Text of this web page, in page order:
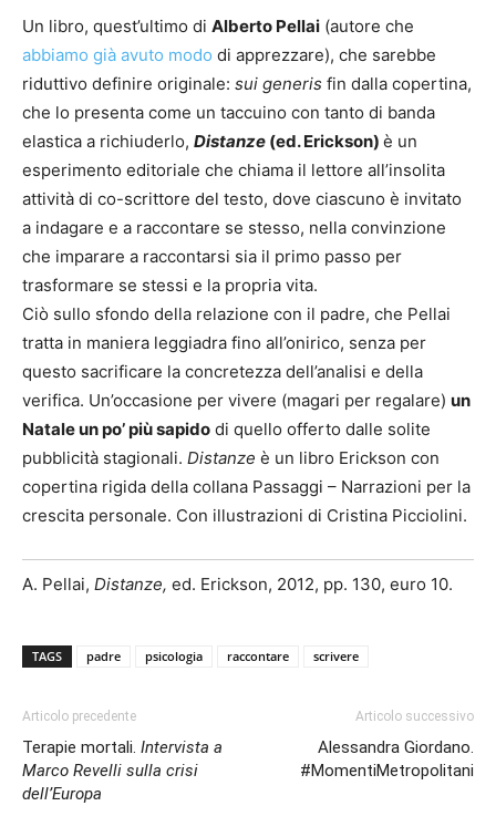
Un libro, quest’ultimo di Alberto Pellai (autore che
abbiamo già avuto modo di apprezzare), che sarebbe
riduttivo definire originale: sui generis fin dalla copertina,
che lo presenta come un taccuino con tanto di banda
elastica a richiuderlo, Distanze (ed. Erickson) è un
esperimento editoriale che chiama il lettore all’insolita
attività di co-scrittore del testo, dove ciascuno è invitato
a indagare e a raccontare se stesso, nella convinzione
che imparare a raccontarsi sia il primo passo per
trasformare se stessi e la propria vita.
Ciò sullo sfondo della relazione con il padre, che Pellai
tratta in maniera leggiadra fino all’onirico, senza per
questo sacrificare la concretezza dell’analisi e della
verifica. Un’occasione per vivere (magari per regalare) un
Natale un po’ più sapido di quello offerto dalle solite
pubblicità stagionali. Distanze è un libro Erickson con
copertina rigida della collana Passaggi – Narrazioni per la
crescita personale. Con illustrazioni di Cristina Picciolini.
A. Pellai, Distanze, ed. Erickson, 2012, pp. 130, euro 10.
TAGS padre psicologia raccontare scrivere
Articolo precedente
Terapie mortali. Intervista a
Marco Revelli sulla crisi
dell’Europa
Articolo successivo
Alessandra Giordano.
#MomentiMetropolitani